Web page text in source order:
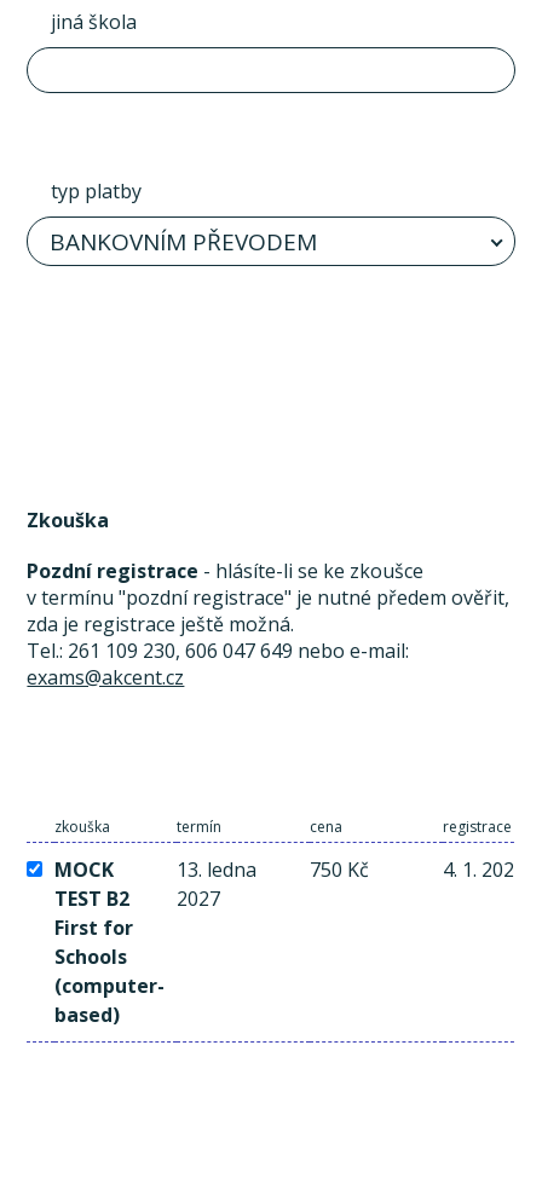
jiná škola
typ platby
BANKOVNÍM PŘEVODEM
Zkouška
Pozdní registrace - hlásíte-li se ke zkoušce
v termínu "pozdní registrace" je nutné předem ověřit,
zda je registrace ještě možná.
Tel.: 261 109 230, 606 047 649 nebo e-mail:
exams@akcent.cz
zkouška termín cena registrace a
MOCK
TEST B2
First for
Schools
(computer-
based)
13. ledna
2027
750 Kč 4. 1. 2027